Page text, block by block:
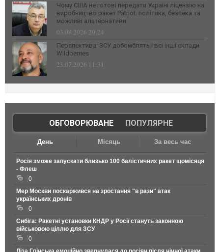
Чому США не готові передати Україні ліцензію на
виробництво ракет Patriot: політика, безпека та
можливі альтернативи
03.08.2026 20:24
Перспектива: ЗСУ добомблять і всі інші склади
Wildberries
23.07.2026 11:31
ОБГОВОРЮВАНЕ| ПОПУЛЯРНЕ
День Місяць За весь час
Росія зможе запускати близько 100 балістичних ракет щомісяця
- Флеш
0
Мер Москви поскаржився на зростання "в рази" атак
українських дронів
0
Сибіга: Ракетні установки КНДР у Росії стануть законною
військовою ціллю для ЗСУ
0